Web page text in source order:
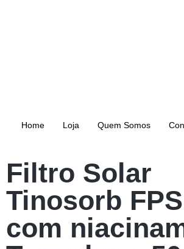
Home Loja Quem Somos
Filtro Solar
Tinosorb
com